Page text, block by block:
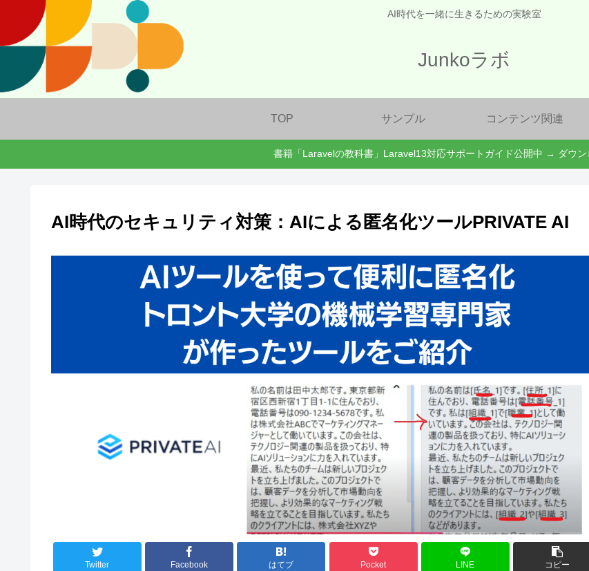
AI時代を一緒に生きるための実験室
Junkoラボ
TOP サンプル コンテンツ関連
書籍「Laravelの教科書」Laravel13対応サポートガイド公開中 → ダウン
AI時代のセキュリティ対策：AIによる匿名化ツールPRIVATE AI
Twitter Facebook はてブ Pocket LINE コピー